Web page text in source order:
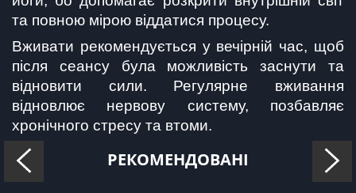
та повною мірою віддатися процесу.
Вживати рекомендується у вечірній час, щоб
після сеансу була можливість заснути та
відновити сили. Регулярне вживання
відновлює нервову систему, позбавляє
хронічного стресу та втоми.
РЕКОМЕНДОВАНІ